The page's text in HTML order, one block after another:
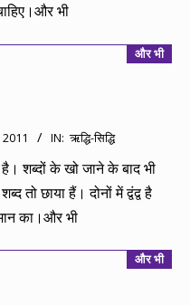
भी
और भी
2011 IN: ऋद्धि-सिद्धि
शब्दों के खो जाने के बाद भी
तो छाया हैं। दोनों में द्वंद्व है
का।और भी
और भी